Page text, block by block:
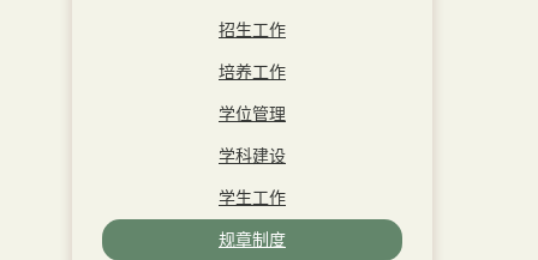
招生工作
培养工作
学位管理
学科建设
学生工作
规章制度